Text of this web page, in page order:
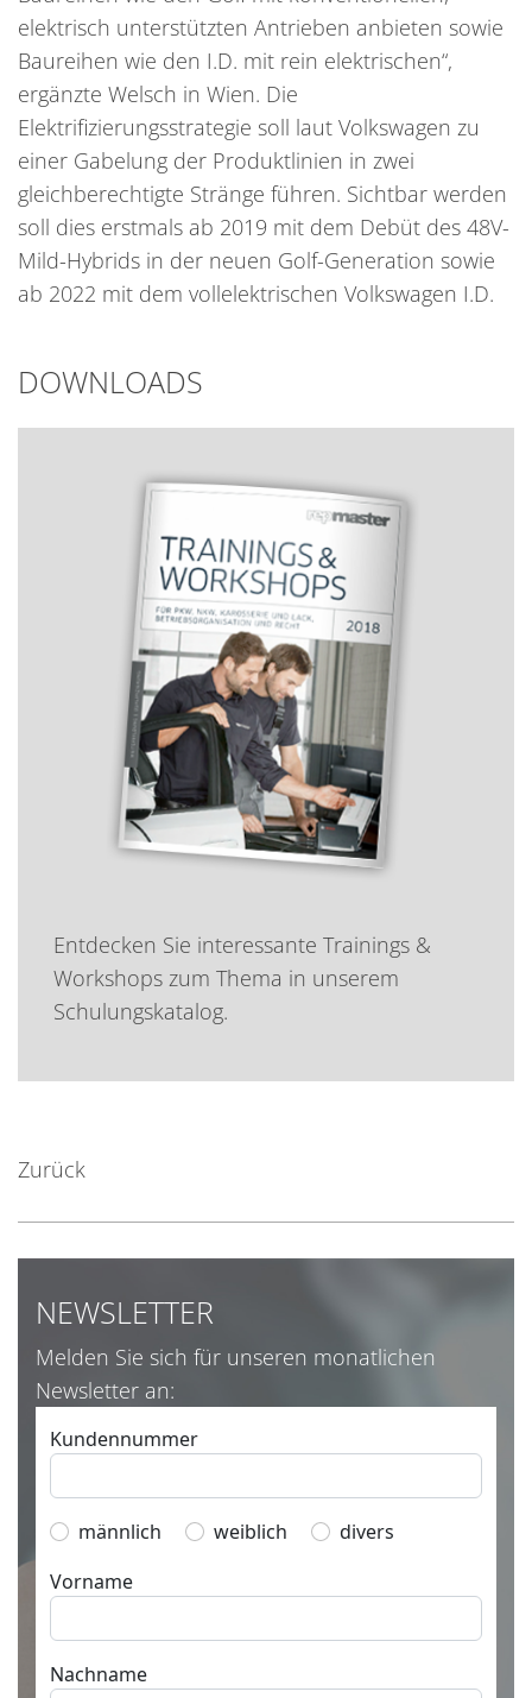
elektrisch unterstützten Antrieben anbieten sowie
Baureihen wie den I.D. mit rein elektrischen“,
ergänzte Welsch in Wien. Die
Elektrifizierungsstrategie soll laut Volkswagen zu
einer Gabelung der Produktlinien in zwei
gleichberechtigte Stränge führen. Sichtbar werden
soll dies erstmals ab 2019 mit dem Debüt des 48V-
Mild-Hybrids in der neuen Golf-Generation sowie
ab 2022 mit dem vollelektrischen Volkswagen I.D.
DOWNLOADS
Entdecken Sie interessante Trainings &
Workshops zum Thema in unserem
Schulungskatalog.
Zurück
NEWSLETTER
Melden Sie sich für unseren monatlichen
Newsletter an: